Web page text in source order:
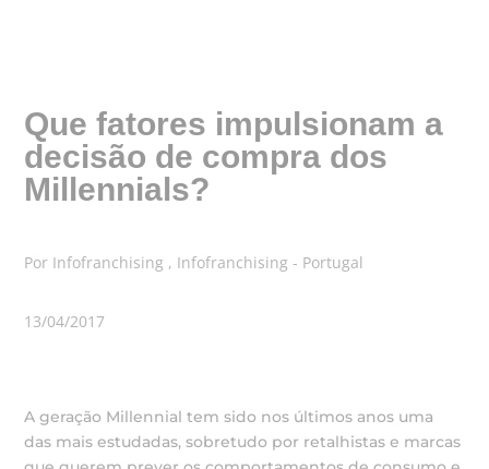
Que fatores impulsionam a
decisão de compra dos
Millennials?
Por Infofranchising , Infofranchising - Portugal
13/04/2017
A geração Millennial tem sido nos últimos anos uma
das mais estudadas, sobretudo por retalhistas e marcas